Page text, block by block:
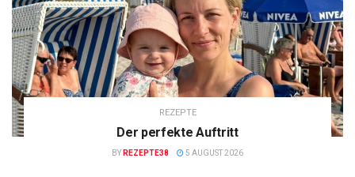
REZEPTE
Der perfekte Auftritt
BY REZEPTE38 5 AUGUST 2026